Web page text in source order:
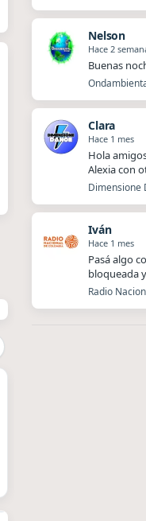
Nelson
Hace 2
Buenas
Clara
Hace 1 mes
Hola
Alexia con
Dimensione
Iván
Hace 1 mes
Pasá algo
bloqueada
Radio